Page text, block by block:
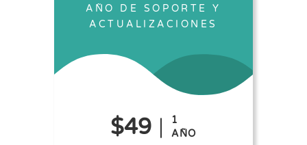
AÑO DE SOPORTE Y
ACTUALIZACIONES
$49
1
AÑO